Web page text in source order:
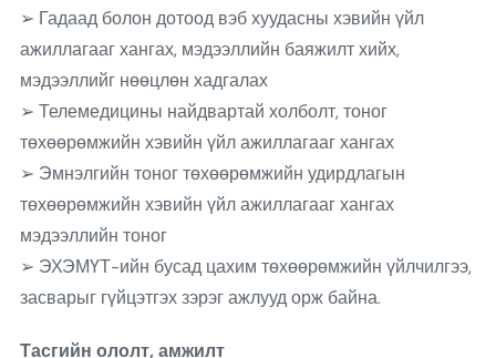
➢ Гадаад болон дотоод вэб хуудасны хэвийн үйл
ажиллагааг хангах, мэдээллийн баяжилт хийх,
мэдээллийг нөөцлөн хадгалах
➢ Телемедицины найдвартай холболт, тоног
төхөөрөмжийн хэвийн үйл ажиллагааг хангах
➢ Эмнэлгийн тоног төхөөрөмжийн удирдлагын
төхөөрөмжийн хэвийн үйл ажиллагааг хангах
мэдээллийн тоног
➢ ЭХЭМҮТ-ийн бусад цахим төхөөрөмжийн үйлчилгээ,
засварыг гүйцэтгэх зэрэг ажлууд орж байна.
Тасгийн ололт, амжилт